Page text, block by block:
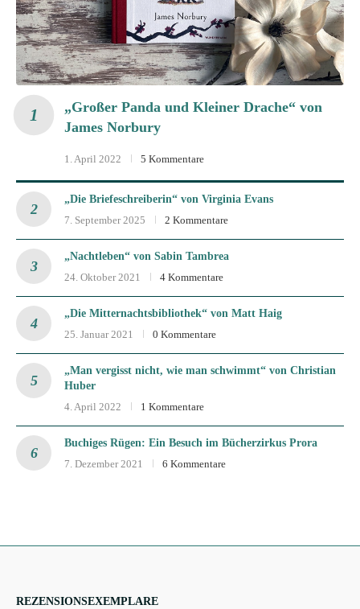
„Großer Panda und Kleiner Drache“ von
James Norbury
1. April 2022 5 Kommentare
„Die Briefeschreiberin“ von Virginia Evans
7. September 2025
2 Kommentare
„Nachtleben“ von Sabin Tambrea
24. Oktober 2021
4 Kommentare
„Die Mitternachtsbibliothek“ von Matt Haig
25. Januar 2021
0 Kommentare
„Man vergisst nicht, wie man schwimmt“ von Christian
Huber
4. April 2022
1 Kommentare
Buchiges Rügen: Ein Besuch im Bücherzirkus Prora
7. Dezember 2021
6 Kommentare
REZENSIONSEXEMPLARE